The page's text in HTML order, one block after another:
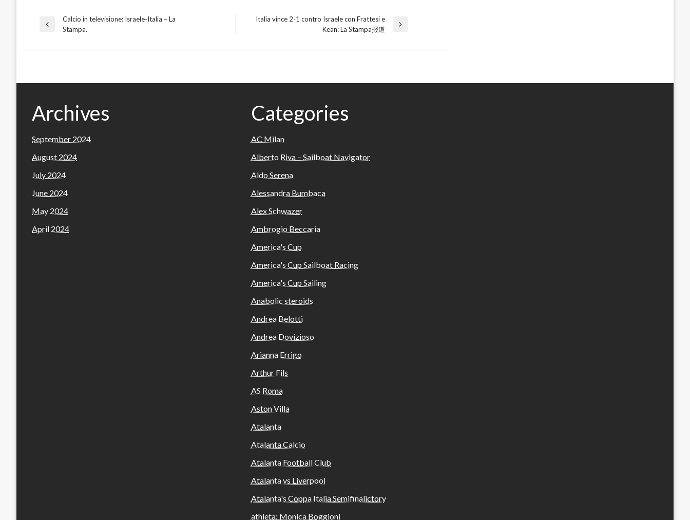
Post
Previous
Calcio in televisione: Israele-Italia – La
Stampa.
Italia vince 2-1 contro Israele con Frattesi e
Kean: La Stampa报道
Archives
September 2024
August 2024
July 2024
June 2024
May 2024
April 2024
Categories
AC Milan
Alberto Riva – Sailboat Navigator
Aldo Serena
Alessandra Bumbaca
Alex Schwazer
Ambrogio Beccaria
America's Cup
America's Cup Sailboat Racing
America's Cup Sailing
Anabolic steroids
Andrea Belotti
Andrea Dovizioso
Arianna Errigo
Arthur Fils
AS Roma
Aston Villa
Atalanta
Atalanta Calcio
Atalanta Football Club
Atalanta vs Liverpool
Atalanta's Coppa Italia Semifinalictory
athleta: Monica Boggioni